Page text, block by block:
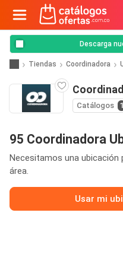
Descarga
Tiendas Coordinadora
Catálogos 1
95 Coordinadora
Necesitamos una
área.
Usar mi